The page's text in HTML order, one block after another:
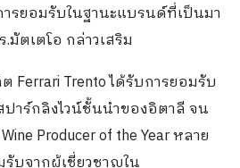
รยอมรับในฐานะแบรนด์ที่เป็นมา
.มัตเตโอ กล่าวเสริม
Ferrari Trentoได้รับการยอมรับ
าร์กลิงไวน์ชั้นนำของอิตาลี จน
Producer of the Yearหลาย
บจากผู้เชี่ยวชาญใน